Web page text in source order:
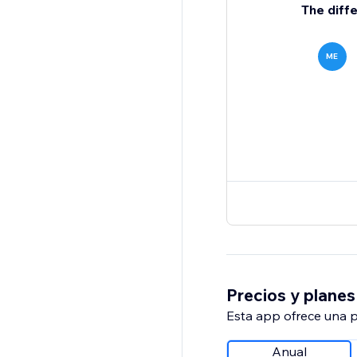
The
ME
Precios y planes
Esta app ofrece una
Anual